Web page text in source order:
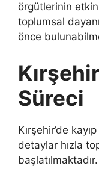
örgütlerinin
toplumsal
önce
Süreci
Kırşehir’de
detaylar hızla